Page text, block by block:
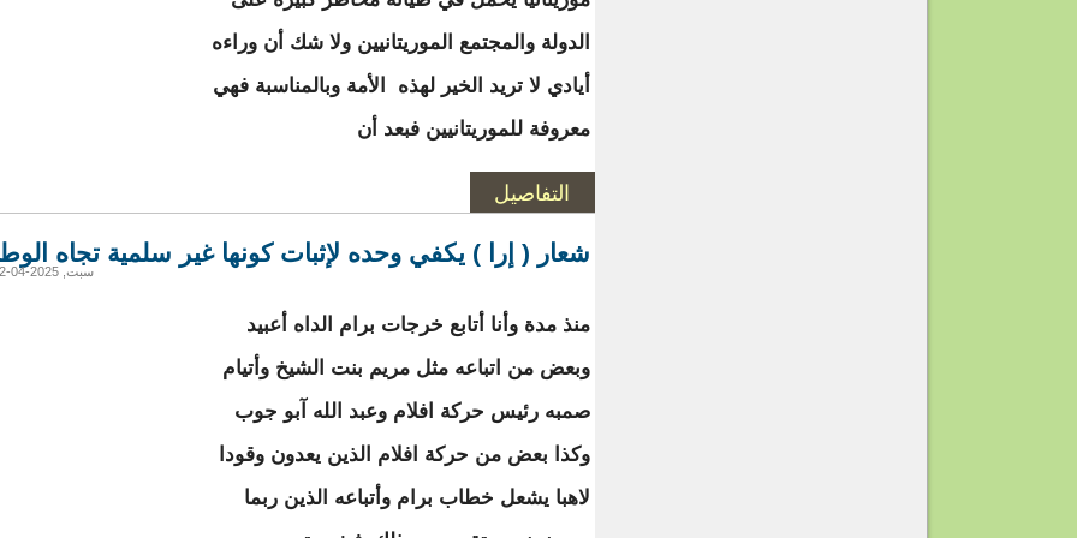
الدولة والمجتمع الموريتانيين ولا شك أن وراءه
أيادي لا تريد الخير لهذه الأمة وبالمناسبة فهي
معروفة للموريتانيين فبعد أن
التفاصيل
شعار ( إرا ) يكفي وحده لإثبات كونها غير سلمية تجاه
سبت, 2025-04-12 16:25
منذ مدة وأنا أتابع خرجات برام الداه أعبيد
وبعض من اتباعه مثل مريم بنت الشيخ وأتيام
صمبه رئيس حركة افلام وعبد الله آبو جوب
وكذا بعض من حركة افلام الذين يعدون وقودا
لاهبا يشعل خطاب برام وأتباعه الذين ربما